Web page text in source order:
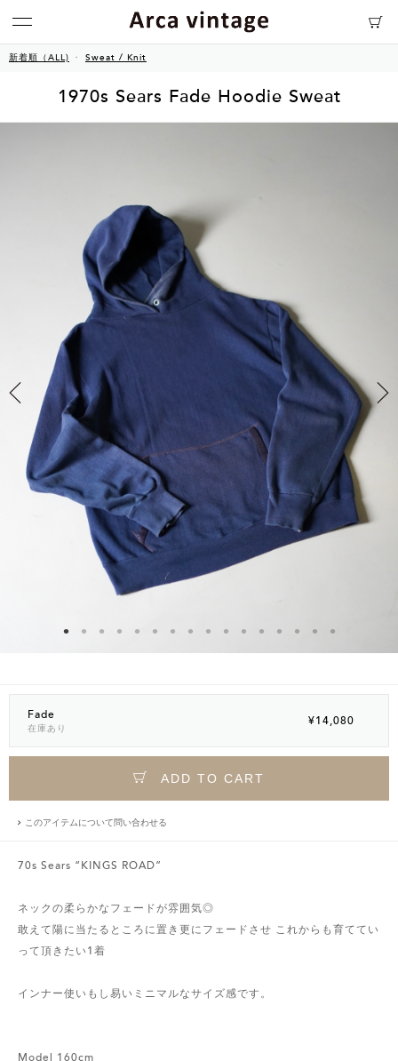
新着順（ALL) Sweat / Knit
1970s Sears Fade Hoodie Sweat
Fade
在庫あり
¥14,080
ADD TO CART
このアイテムについて問い合わせる
70s Sears “KINGS ROAD”
ネックの柔らかなフェードが雰囲気◎
敢えて陽に当たるところに置き更にフェードさせ これからも育ててい
って頂きたい1着
インナー使いもし易いミニマルなサイズ感です。
Model 160cm